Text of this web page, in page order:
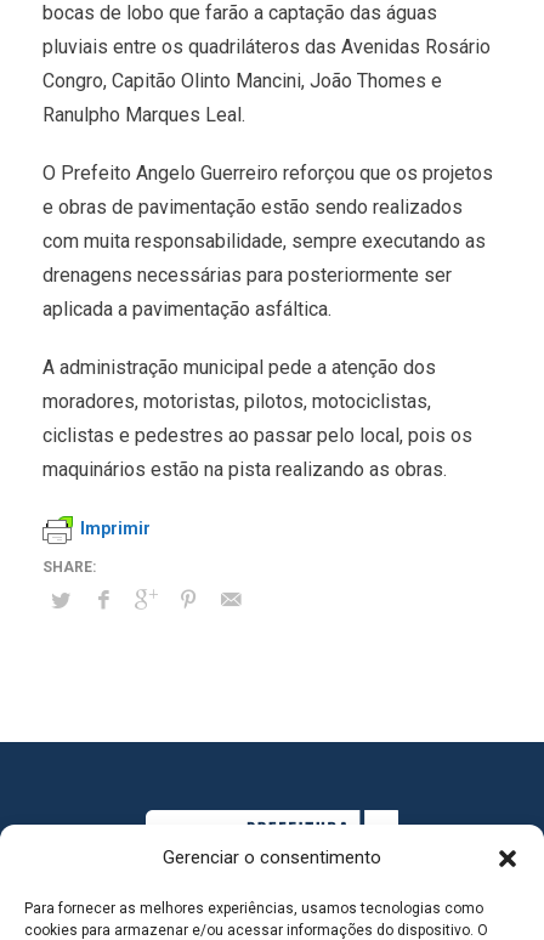
Gerenciar o consentimento
Para fornecer as melhores experiências, usamos tecnologias como
cookies para armazenar e/ou acessar informações do dispositivo. O
bocas de lobo que farão a captação das águas
pluviais entre os quadriláteros das Avenidas Rosário
Congro, Capitão Olinto Mancini, João Thomes e
Ranulpho Marques Leal.
O Prefeito Angelo Guerreiro reforçou que os projetos
e obras de pavimentação estão sendo realizados
com muita responsabilidade, sempre executando as
drenagens necessárias para posteriormente ser
aplicada a pavimentação asfáltica.
A administração municipal pede a atenção dos
moradores, motoristas, pilotos, motociclistas,
ciclistas e pedestres ao passar pelo local, pois os
maquinários estão na pista realizando as obras.
Imprimir